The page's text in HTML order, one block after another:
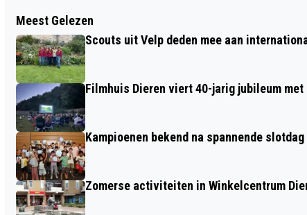
INGEZONDEN: VEEL ZORGEN OM HEG BIJ
DE JOODSE BEGRAAFPLAATS IN DIEREN
Meest Gelezen
Scouts uit Velp deden mee aan
Filmhuis Dieren viert 40-jarig jubileum
Kampioenen bekend na spannende
Zomerse activiteiten in Winkelcentrum